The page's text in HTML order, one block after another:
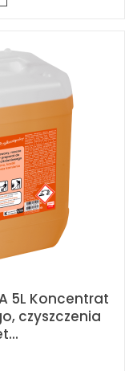
5L Koncentrat
czyszczenia